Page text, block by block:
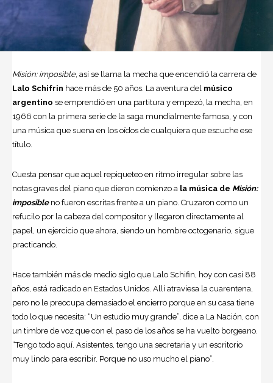
Misión: imposible, así se llama la mecha que encendió la carrera de
Lalo Schifrin hace más de 50 años. La aventura del músico
argentino se emprendió en una partitura y empezó, la mecha, en
1966 con la primera serie de la saga mundialmente famosa, y con
una música que suena en los oídos de cualquiera que escuche ese
título.
Cuesta pensar que aquel repiqueteo en ritmo irregular sobre las
notas graves del piano que dieron comienzo a la música de Misión:
imposible no fueron escritas frente a un piano. Cruzaron como un
refucilo por la cabeza del compositor y llegaron directamente al
papel, un ejercicio que ahora, siendo un hombre octogenario, sigue
practicando.
Hace también más de medio siglo que Lalo Schifin, hoy con casi 88
años, está radicado en Estados Unidos. Allí atraviesa la cuarentena,
pero no le preocupa demasiado el encierro porque en su casa tiene
todo lo que necesita: “Un estudio muy grande”, dice a La Nación, con
un timbre de voz que con el paso de los años se ha vuelto borgeano.
“Tengo todo aquí. Asistentes, tengo una secretaria y un escritorio
muy lindo para escribir. Porque no uso mucho el piano”.